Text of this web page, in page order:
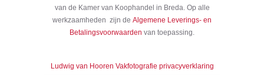
van de Kamer van Koophandel in Breda. Op alle
werkzaamheden zijn de Algemene Leverings- en
Betalingsvoorwaarden van toepassing.
Ludwig van Hooren Vakfotografie privacyverklaring